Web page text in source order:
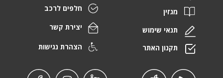
מגזין
תנאי שימוש
תקנון האתר
חלפים לרכב
יצירת קשר
הצהרת נגישות